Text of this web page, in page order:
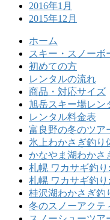
2016年1月
2015年12月
ホーム
スキー・スノーボ
初めての方
レンタルの流れ
商品・対応サイズ
旭岳スキー場レン
レンタル料金表
富良野の冬のツア
氷上わかさぎ釣り
かなやま湖わかさ
札幌 ワカサギ釣
札幌 ワカサギ釣
桂沢湖わかさぎ釣
冬のスノーアクテ